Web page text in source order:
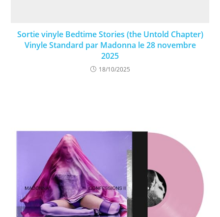
Sortie vinyle Bedtime Stories (the Untold Chapter)
Vinyle Standard par Madonna le 28 novembre
2025
18/10/2025